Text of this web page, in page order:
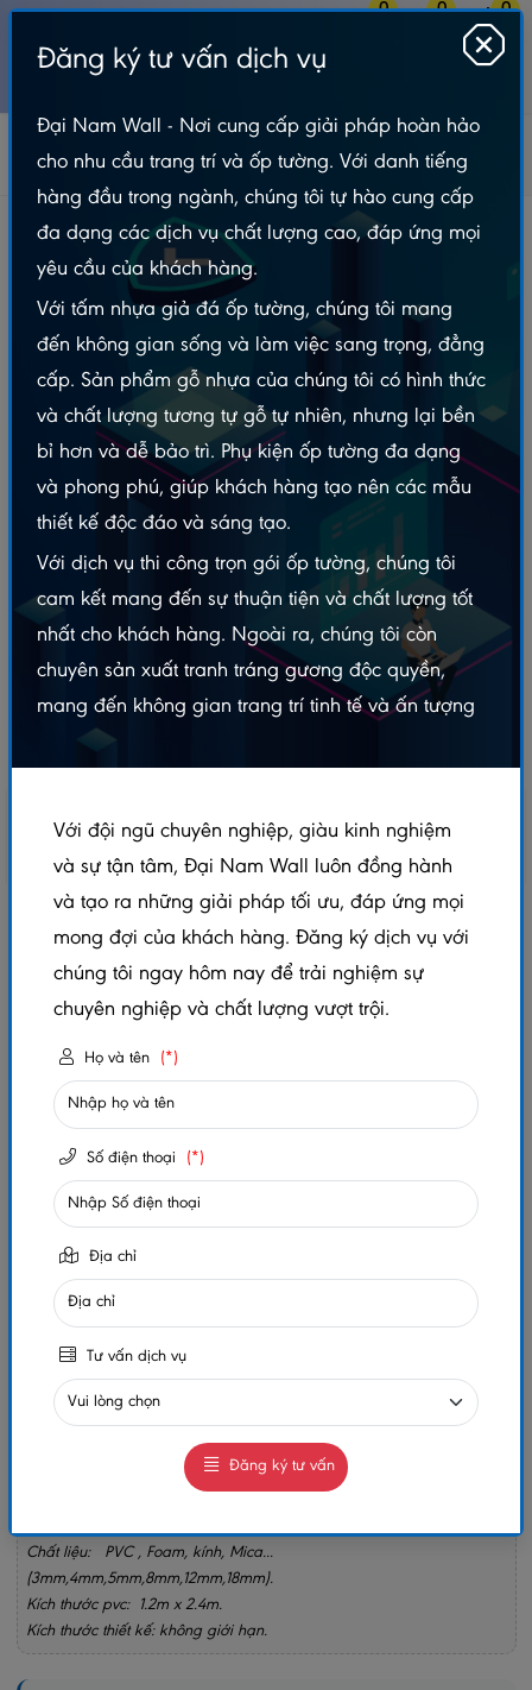
0 0 0
Tranh Tráng Gương
Tranh Điện Phòng Thờ
Tranh Điện Phòng Thờ Tròn TTDN - FTTC16
Tranh Điện Phòng Thờ Tròn TTDN - FTTC16
TRANH ĐIỆN PHÒNG THỜ TRÒN TTDN - FTTC16
5.0/5 (1 đánh giá) | 0 đã bán
Mã sản phẩm: TTDN - FTTC16
Xem thêm thuộc tính sản phẩm
Trạng thái: Còn hàng
Chat Zalo
0984032156
Gọi ngay
Chất liệu: PVC , Foam, kính, Mica...
(3mm,4mm,5mm,8mm,12mm,18mm).
Kích thước pvc: 1.2m x 2.4m.
Kích thước thiết kế: không giới hạn.
Đăng ký tư vấn dịch vụ
Đại Nam Wall - Nơi cung cấp giải pháp hoàn hảo
cho nhu cầu trang trí và ốp tường. Với danh tiếng
hàng đầu trong ngành, chúng tôi tự hào cung cấp
đa dạng các dịch vụ chất lượng cao, đáp ứng mọi
yêu cầu của khách hàng.
Với tấm nhựa giả đá ốp tường, chúng tôi mang
đến không gian sống và làm việc sang trọng, đẳng
cấp. Sản phẩm gỗ nhựa của chúng tôi có hình thức
và chất lượng tương tự gỗ tự nhiên, nhưng lại bền
bỉ hơn và dễ bảo trì. Phụ kiện ốp tường đa dạng
và phong phú, giúp khách hàng tạo nên các mẫu
thiết kế độc đáo và sáng tạo.
Với dịch vụ thi công trọn gói ốp tường, chúng tôi
cam kết mang đến sự thuận tiện và chất lượng tốt
nhất cho khách hàng. Ngoài ra, chúng tôi còn
chuyên sản xuất tranh tráng gương độc quyền,
mang đến không gian trang trí tinh tế và ấn tượng
Với đội ngũ chuyên nghiệp, giàu kinh nghiệm
và sự tận tâm, Đại Nam Wall luôn đồng hành
và tạo ra những giải pháp tối ưu, đáp ứng mọi
mong đợi của khách hàng. Đăng ký dịch vụ với
chúng tôi ngay hôm nay để trải nghiệm sự
chuyên nghiệp và chất lượng vượt trội.
Họ và tên (*)
Số điện thoại (*)
Địa chỉ
Tư vấn dịch vụ
Đăng ký tư vấn